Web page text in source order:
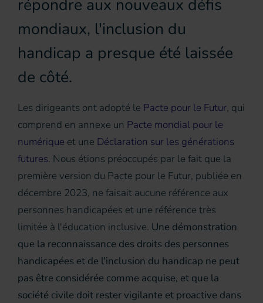
répondre aux nouveaux défis
mondiaux, l'inclusion du
handicap a presque été laissée
de côté.
Les dirigeants ont adopté le Pacte pour le Futur, qui
comprend en annexe un Pacte mondial pour le
numérique et une Déclaration sur les générations
futures. Nous étions préoccupés par le fait que la
première version du Pacte pour le Futur, publiée en
décembre 2023, ne faisait aucune référence aux
personnes handicapées et une référence très
limitée à l'éducation inclusive. Une démonstration
que la reconnaissance des droits des personnes
handicapées et de l'inclusion du handicap ne peut
pas être considérée comme acquise, et que la
société civile doit rester vigilante et proactive dans